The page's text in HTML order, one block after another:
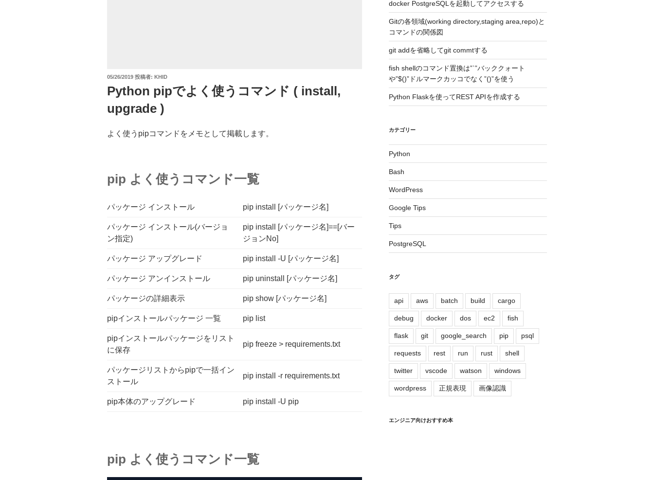
投
日:
05/26/2019 投稿者: KHID
Python pipでよく使うコマンド ( install,
upgrade )
よく使うpipコマンドをメモとして掲載します。
pip よく使うコマンド一覧
パッケージ インストール pip install [パッケージ名]
パッケージ インストール(バージョ
ン指定)
pip install [パッケージ名]==[バー
ジョンNo]
パッケージ アップグレード pip install -U [パッケージ名]
パッケージ アンインストール pip uninstall [パッケージ名]
パッケージの詳細表示 pip show [パッケージ名]
pipインストールパッケージ 一覧 pip list
pipインストールパッケージをリスト
に保存
pip freeze > requirements.txt
パッケージリストからpipで一括イン
ストール
pip install -r requirements.txt
pip本体のアップグレード pip install -U pip
pip よく使うコマンド一覧
docker PostgreSQLを起動してアクセスする
Gitの各領域(working directory,staging area,repo)と
コマンドの関係図
git addを省略してgit commtする
fish shellのコマンド置換は”`”バッククォート
や”$()”ドルマークカッコでなく”()”を使う
Python Flaskを使ってREST APIを作成する
カテゴリー
Python
Bash
WordPress
Google Tips
Tips
PostgreSQL
タグ
api aws batch build cargo
debug docker dos ec2 fish
flask git google_search pip psql
requests rest run rust shell
twitter vscode watson windows
wordpress 正規表現 画像認識
エンジニア向けおすすめ本